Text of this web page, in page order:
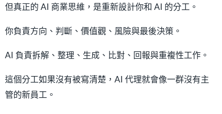
但真正的 AI 商業思維，是重新設計你和 AI 的分工。
你負責方向、判斷、價值觀、風險與最後決策。
AI 負責拆解、整理、生成、比對、回報與重複性工作。
這個分工如果沒有被寫清楚，AI 代理就會像一群沒有主
管的新員工。